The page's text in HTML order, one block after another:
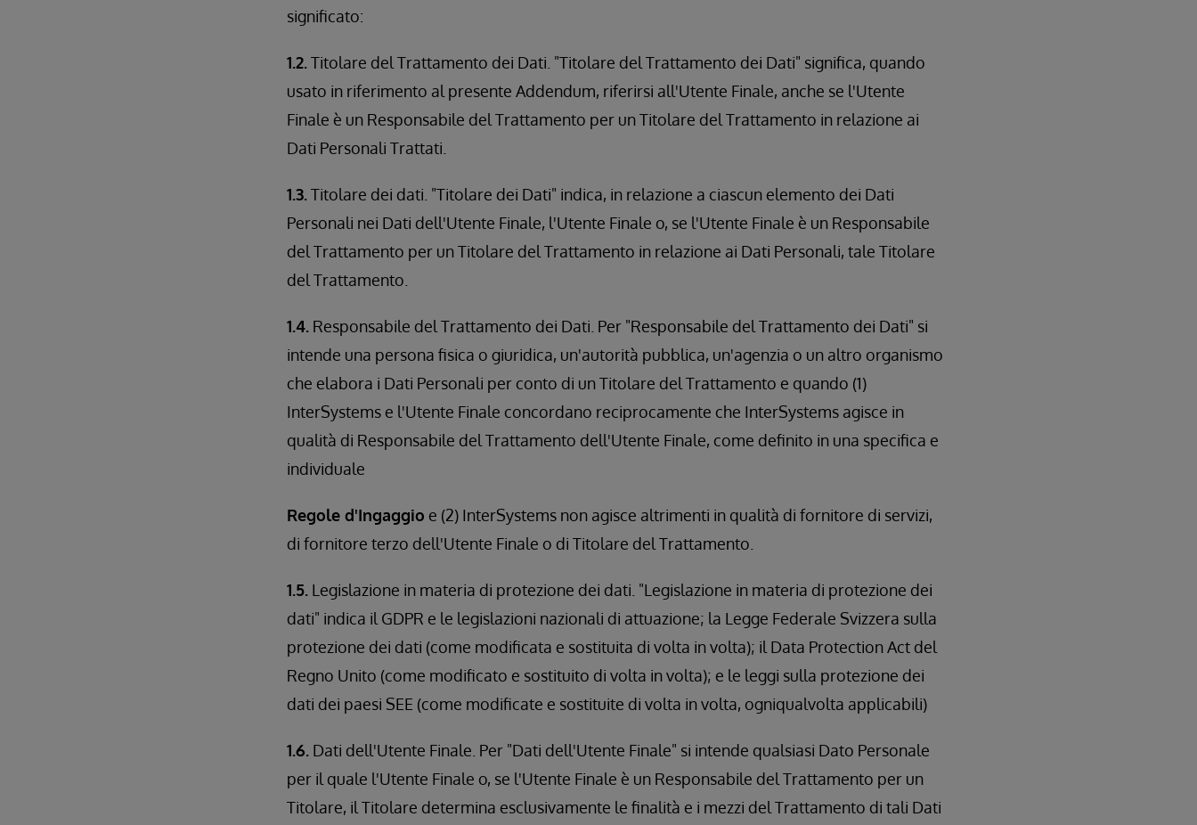
significato:
1.2.Titolare del Trattamento dei Dati. "Titolare del Trattamento dei Dati" significa, quando
usato in riferimento al presente Addendum, riferirsi all'Utente Finale, anche se l'Utente
Finale è un Responsabile del Trattamento per un Titolare del Trattamento in relazione ai
Dati Personali Trattati.
1.3.Titolare dei dati. "Titolare dei Dati" indica, in relazione a ciascun elemento dei Dati
Personali nei Dati dell'Utente Finale, l'Utente Finale o, se l'Utente Finale è un Responsabile
del Trattamento per un Titolare del Trattamento in relazione ai Dati Personali, tale Titolare
del Trattamento.
1.4. Responsabile del Trattamento dei Dati. Per "Responsabile del Trattamento dei Dati" si
intende una persona fisica o giuridica, un'autorità pubblica, un'agenzia o un altro organismo
che elabora i Dati Personali per conto di un Titolare del Trattamento e quando (1)
InterSystems e l'Utente Finale concordano reciprocamente che InterSystems agisce in
qualità di Responsabile del Trattamento dell'Utente Finale, come definito in una specifica e
individuale
Regole d'Ingaggio e (2) InterSystems non agisce altrimenti in qualità di fornitore di servizi,
di fornitore terzo dell'Utente Finale o di Titolare del Trattamento.
1.5. Legislazione in materia di protezione dei dati. "Legislazione in materia di protezione dei
dati" indica il GDPR e le legislazioni nazionali di attuazione; la Legge Federale Svizzera sulla
protezione dei dati (come modificata e sostituita di volta in volta); il Data Protection Act del
Regno Unito (come modificato e sostituito di volta in volta); e le leggi sulla protezione dei
dati dei paesi SEE (come modificate e sostituite di volta in volta, ogniqualvolta applicabili)
1.6. Dati dell'Utente Finale. Per "Dati dell'Utente Finale" si intende qualsiasi Dato Personale
per il quale l'Utente Finale o, se l'Utente Finale è un Responsabile del Trattamento per un
Titolare, il Titolare determina esclusivamente le finalità e i mezzi del Trattamento di tali Dati